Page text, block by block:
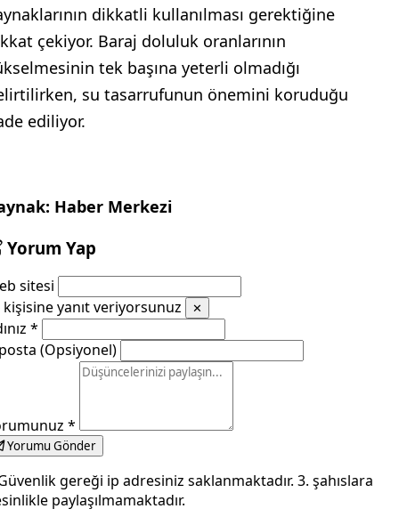
dikkatli kullanılması gerektiğine
çekiyor. Baraj doluluk oranlarının
tek başına yeterli olmadığı
su tasarrufunun önemini koruduğu
ediliyor.
Haber Merkezi
Yorum Yap
sitesi
kişisine yanıt veriyorsunuz
✕
*
(Opsiyonel)
*
Yorumu Gönder
gereği ip adresiniz saklanmaktadır. 3. şahıslara
paylaşılmamaktadır.